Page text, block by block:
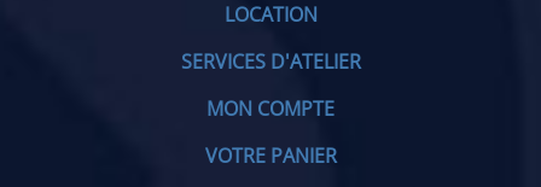
LOCATION
SERVICES D'ATELIER
MON COMPTE
VOTRE PANIER